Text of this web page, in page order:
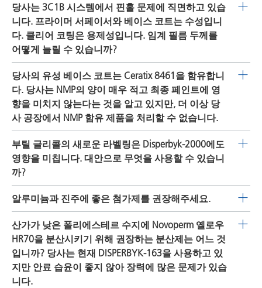
DISPERBYK-2012및DISPERBYK-2014는 수희석성 및 에멀
젼, 두 가지 모두를 위해 수지 함유 안료 분쇄물에 쓰이는
것으로서 당사가 첫 번째로 선택하는 것입니다. 슬러리 분
쇄는 아민, 증점제, 계면활성제 및 공용매의 존재를 허용합
니다. 두 제품 모두 주로 투명하고 불투명한 유기 안료인,
광범위한 안료의 우수한 안정화를 제공합니다. 카본 블랙
으로 높은 분사력을 이룰 수 있습니다. pH-민감성 시스템
의 안정성에 미치는 부정적 영향이 없습니다.
당사는 3C1B 시스템에서 핀홀 문제에 직면하고 있습
니다. 프라이머 서페이서와 베이스 코트는 수성입니
다. 클리어 코팅은 용제성입니다. 임계 필름 두께를
어떻게 늘릴 수 있습니까?
특히 3 코트 1 베이크(3C1B) 또는 프라이머 없는 공정은 핀
홀 형성에 대한 잠재력이 높습니다. 핀 홀은 프라이머 서페
이서 또는 베이스 코트에서의 공기 포집으로 인해 발생합
니다. 클리어 코트를 상단에 도포하면, 결함이 보입니다 1-
3%의BYKETOL-WA또는BYKETOL-AQ를 후첨가하면 핀
홀 한계가 증가할 수 있습니다. 특히BYK-015또는BYK-
011및 BYKETOL-WA또는 - AQ와 같은 소포제의 조합은 많
은 도움이 됩니다.
당사의 유성 베이스 코트는 Ceratix 8461을 함유합니
다. 당사는 NMP의 양이 매우 적고 최종 페인트에 영
향을 미치지 않는다는 것을 알고 있지만, 더 이상 당
사 공장에서 NMP 함유 제품을 처리할 수 없습니다.
당사는 무NMP 드롭인 용액으로서CERATIX-8561을 개발
했습니다. 많은 고객이 아무 문제없이 이미 무NMP
CERATIX 유형(
8466)으로 전환했습니다.
부틸 글리콜의 새로운 라벨링은 Disperbyk-2000에도
영향을 미칩니다. 대안으로 무엇을 사용할 수 있습니
까?
당사가 현재 갖추고 있는 지식에 근거하면 부틸 글리콜을
30% 넘게 함유하는 모든 제품은 향후에 독성 라벨을 받게
됩니다. 이는DISPERBYK-2000에도 영향을 미칩니다. 당사
는 사용가능한 LP 제품으로서 부틸 글리콜이 없는 대안을
가지고 있습니다. 현지 BYK 팀에 문의하십시오.
알루미늄과 진주에 좋은 첨가제를 권장해주세요.
귀하의 정보가 제한되어 있으므로 몇 가지 일반적인 권장
제품만 제공할 수 있습니다. 일반적으로 용매 기반 시스템
에는 당사 제품 DISPERBYK-162또는DISPERBYK-110
용할 수 있습니다.DISPERBYK-162는 보통 알루미늄 안료
에 더 나은 선택입니다. 그러나 일부 등급의 알루미늄에는
산가가 낮은 폴리에스테르 수지에 Novoperm 옐로우
HR70을 분산시키기 위해 권장하는 분산제는 어느 것
입니까? 당사는 현재 DISPERBYK-163을 사용하고 있
지만 안료 습윤이 좋지 않아 장력에 많은 문제가 있습
니다.